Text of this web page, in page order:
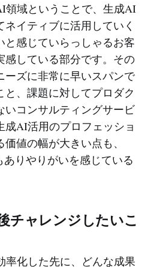
領域ということで、生成AI
イティブに活用していく
と感じていらっしゃるお客
感している部分です。その
ーズに非常に早いスパンで
、課題に対してプロダク
いコンサルティングサービ
成AI活用のプロフェッショ
値の幅が大きい点も、
ありやりがいを感じている
チャレンジしたいこ
率化した先に、どんな成果